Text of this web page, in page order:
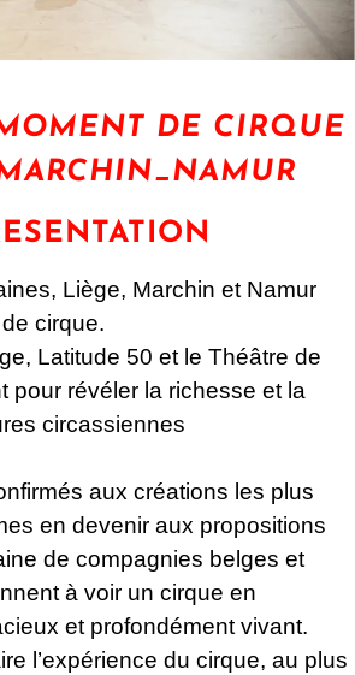
DE CIRQUE
Liège, Marchin et Namur
cirque.
Latitude 50 et le Théâtre de
pour révéler la richesse et la
circassiennes
aux créations les plus
en devenir aux propositions
de compagnies belges et
à voir un cirque en
et profondément vivant.
l’expérience du cirque, au plus